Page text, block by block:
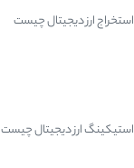
استخراج ارز دیجیتال چیست
استیکینگ ارز دیجیتال چیست